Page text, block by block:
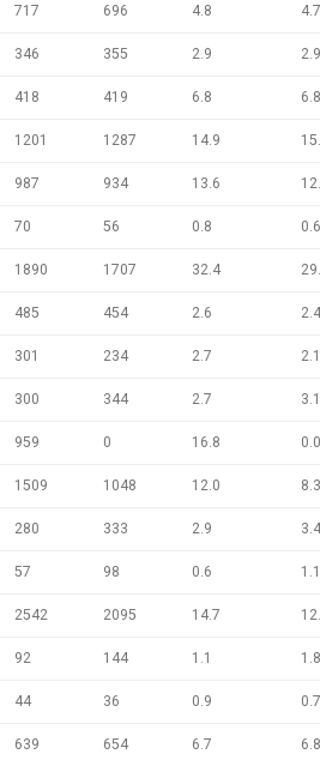
717 696 4.8 4.7
346 355 2.9 2.9
418 419 6.8 6.8
1201 1287 14.9
987 934 13.6
70 56 0.8 0.6
1890 1707 32.4
485 454 2.6 2.4
301 234 2.7 2.1
300 344 2.7 3.1
959 0 16.8 0.0
1509 1048 12.0 8.3
280 333 2.9 3.4
57 98 0.6 1.1
2542 2095 14.7
92 144 1.1 1.8
44 36 0.9 0.7
639 654 6.7 6.8